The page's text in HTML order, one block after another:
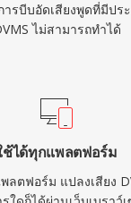
รบีบอัดเสียงพูดที่มีปร
ไม่สามารถทำได้
ช้ได้ทุกแพลตฟอร์ม
ตฟอร์ม แปลงเสียง